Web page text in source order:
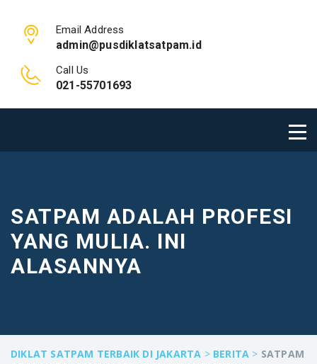
Email Address
admin@pusdiklatsatpam.id
Call Us
021-55701693
SATPAM ADALAH PROFESI
YANG MULIA. INI
ALASANNYA
DIKLAT SATPAM TERBAIK DI JAKARTA > BERITA > SATPAM